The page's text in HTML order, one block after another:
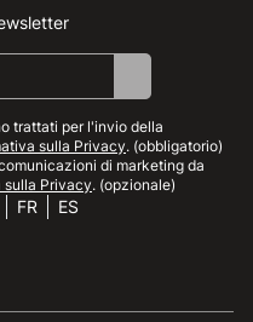
trattati per l'invio della
sulla Privacy. (obbligatorio)
di marketing da
sulla Privacy. (opzionale)
FR ES